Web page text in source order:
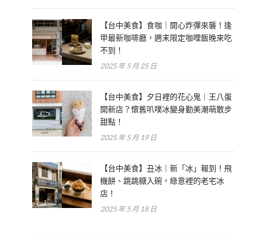
【台中美食】食咖｜開心炸彈來襲！逢
甲最新咖啡廳，週末限定咖哩飯晚來吃
不到！
2025 年 5 月 25 日
【台中美食】夕日裡的花心鬼｜王八蛋
開新店？懷舊叭噗冰變身勤美潮萌散步
甜點！
2025 年 5 月 19 日
【台中美食】丑冰｜新「冰」報到！飛
機餅、跳跳糖入碗，綠意裡的老宅冰
店！
2025 年 5 月 18 日